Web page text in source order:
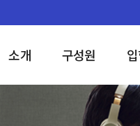
소개 구성원